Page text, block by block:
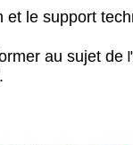
le support
au sujet de l'